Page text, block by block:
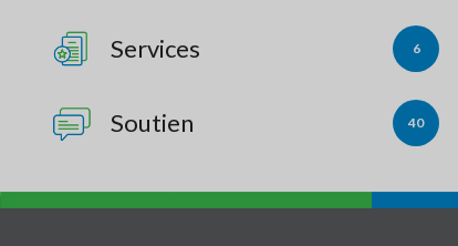
Services 6
Soutien 40